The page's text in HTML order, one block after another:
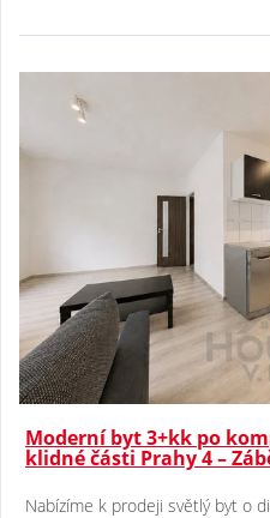
Moderní byt 3+kk po
klidné části Prahy 4 –
Nabízíme k prodeji světlý byt o